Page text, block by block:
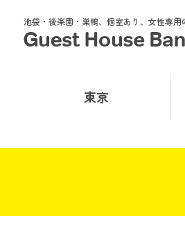
池袋・後楽園・巣鴨、個室あり、女性専
東京